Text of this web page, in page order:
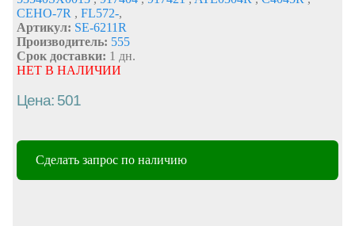
CEHO-7R , FL572-,
Артикул: SE-6211R
Производитель: 555
Срок доставки: 1 дн.
НЕТ В НАЛИЧИИ
Цена: 501
Сделать запрос по наличию